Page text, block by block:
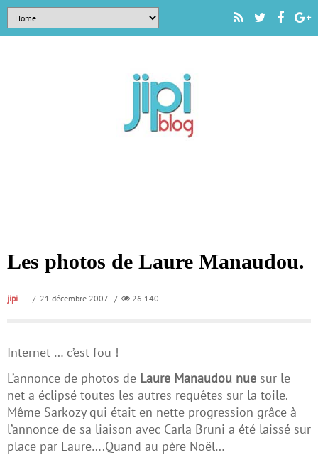
Les photos de Laure Manaudou.
jipi / 21 décembre 2007 / 26 140
Internet … c’est fou !
L’annonce de photos de Laure Manaudou nue sur le
net a éclipsé toutes les autres requêtes sur la toile.
Même Sarkozy qui était en nette progression grâce à
l’annonce de sa liaison avec Carla Bruni a été laissé sur
place par Laure….Quand au père Noël…